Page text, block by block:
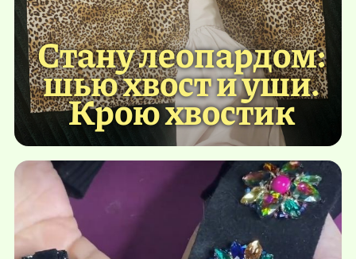
Стану леопардом:
шью хвост и уши.
Крою хвостик